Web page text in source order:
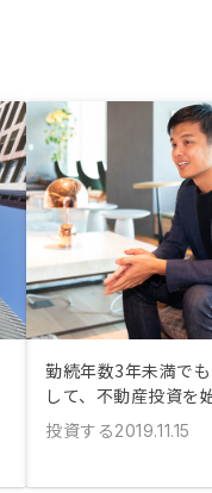
勤続年数3年未満で
して、不動産投資を
投資する2019.11.15